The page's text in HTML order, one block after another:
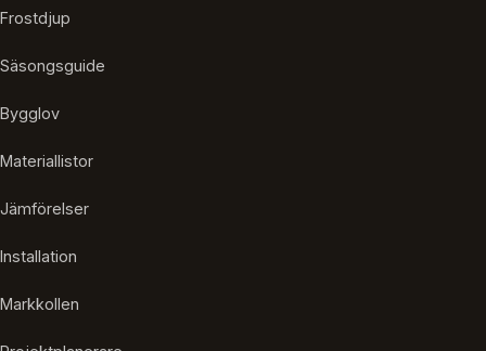
Frostdjup
Säsongsguide
Bygglov
Materiallistor
Jämförelser
Installation
Markkollen